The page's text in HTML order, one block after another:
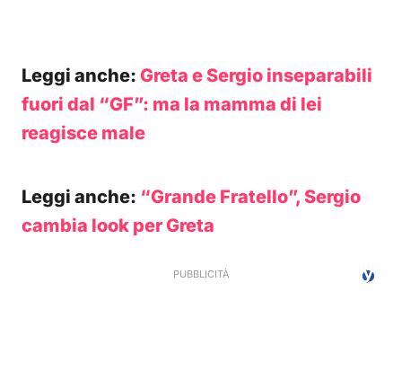
Leggi anche: Greta e Sergio inseparabili
fuori dal “GF”: ma la mamma di lei
reagisce male
Leggi anche: “Grande Fratello”, Sergio
cambia look per Greta